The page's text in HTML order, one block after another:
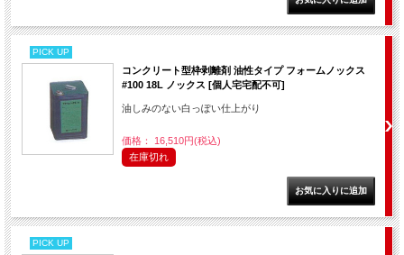
PICK UP
コンクリート型枠剥離剤 油性タイプ フォームノックス
#100 18L ノックス [個人宅宅配不可]
油しみのない白っぽい仕上がり
価格： 16,510円(税込)
在庫切れ
PICK UP